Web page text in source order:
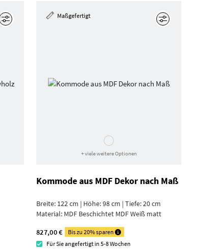
Maßgefertigt
+ viele weitere Optionen
Kommode aus MDF Dekor nach Maß
Breite: 122 cm | Höhe: 98 cm | Tiefe: 20 cm
Material: MDF Beschichtet MDF Weiß matt
827,00 €
Bis zu 20% sparen
Für Sie angefertigt in 5-8 Wochen